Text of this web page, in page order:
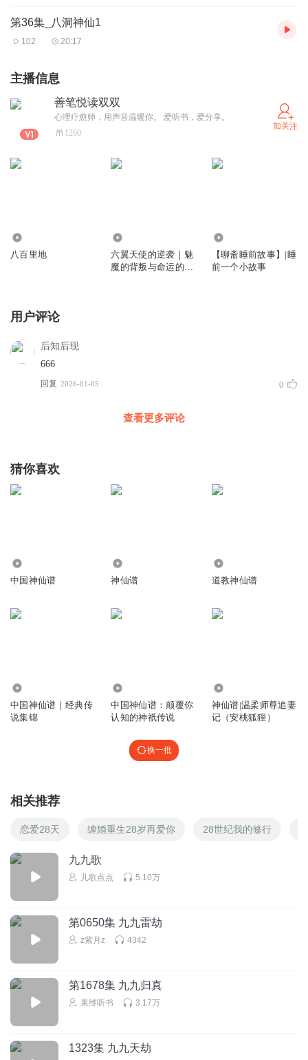
第36集_八洞神仙1
102 20:17
主播信息
善笔悦读双双
心理疗愈师，用声音温暖你。 爱听书，爱分享。
1260
加关注
八百里地
六翼天使的逆袭｜魅
魔的背叛与命运的转
【聊斋睡前故事】|睡
前一个小故事
用户评论
后知后现
666
回复 2026-01-05 0
查看更多评论
猜你喜欢
中国神仙谱 神仙谱 道教神仙谱
中国神仙谱｜经典传
说集锦
中国神仙谱：颠覆你
认知的神祇传说
神仙谱|温柔师尊追妻
记（安桃狐狸）
换一批
相关推荐
恋爱28天 缠婚重生28岁再爱你 28世纪我的修行
九九歌
儿歌点点 5.10万
第0650集 九九雷劫
z紫月z 4342
第1678集 九九归真
果维听书 3.17万
1323集 九九天劫